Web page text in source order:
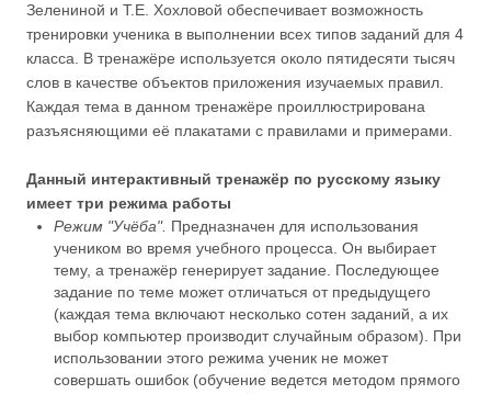
Зелениной и Т.Е. Хохловой обеспечивает возможность
тренировки ученика в выполнении всех типов заданий для 4
класса. В тренажёре используется около пятидесяти тысяч
слов в качестве объектов приложения изучаемых правил.
Каждая тема в данном тренажёре проиллюстрирована
разъясняющими её плакатами с правилами и примерами.
Данный интерактивный тренажёр по русскому языку
имеет три режима работы
Режим "Учёба". Предназначен для использования
учеником во время учебного процесса. Он выбирает
тему, а тренажёр генерирует задание. Последующее
задание по теме может отличаться от предыдущего
(каждая тема включают несколько сотен заданий, а их
выбор компьютер производит случайным образом). При
использовании этого режима ученик не может
совершать ошибок (обучение ведется методом прямого